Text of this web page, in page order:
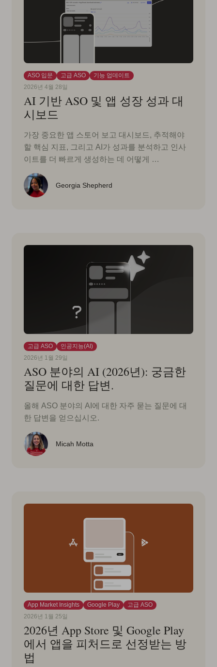
ASO 입문 고급 ASO
기능 업데이트
2026년 4월 28일
AI 기반 ASO 및 앱 성장 성과 대
시보드
가장 중요한 앱 스토어 보고 대시보드, 추적해야
할 핵심 지표, 그리고 AI가 성과를 분석하고 인사
이트를 더 빠르게 생성하는 데 어떻게 …
Georgia Shepherd
고급 ASO
인공지능(AI)
2026년 1월 29일
ASO 분야의 AI (2026년): 궁금한
질문에 대한 답변.
올해 ASO 분야의 AI에 대한 자주 묻는 질문에 대
한 답변을 얻으십시오.
Micah Motta
App Market Insights Google Play
고급 ASO
2026년 1월 25일
2026년 App Store 및 Google Play
에서 앱을 피처드로 선정받는 방
법